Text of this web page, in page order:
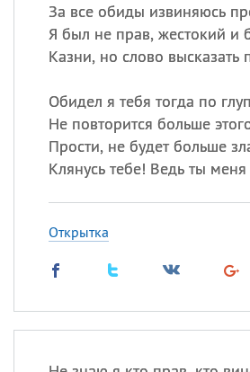
За все обиды извиняюсь
Я был не прав, жестокий и
Казни, но слово высказать
Обидел я тебя тогда по
Не повторится больше
Прости, не будет больше
Клянусь тебе! Ведь ты
Открытка